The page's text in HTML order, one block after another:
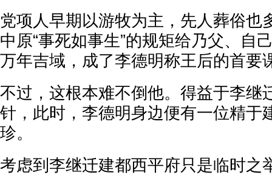
党项人早期以游牧为主，先人葬俗也
中原“事死如事生”的规矩给乃父、自
万年吉域，成了李德明称王后的首要
不过，这根本难不倒他。得益于李继
针，此时，李德明身边便有一位精于
珍。
考虑到李继迁建都西平府只是临时之